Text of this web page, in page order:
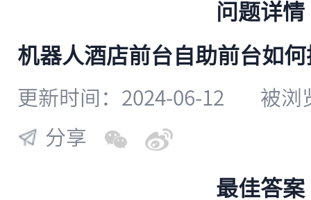
问题详情
机器人酒店前台自助前台如
更新时间：2024-06-12
被浏
分享
最佳答案